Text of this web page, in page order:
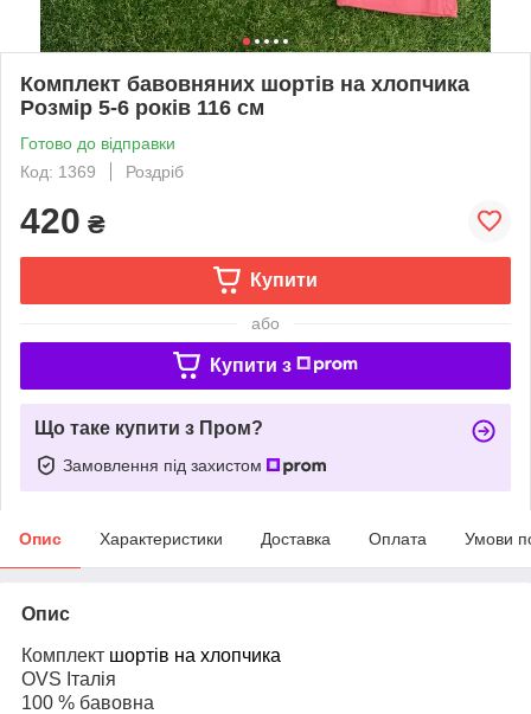
Комплект бавовняних шортів на хлопчика
Розмір 5-6 років 116 см
Готово до відправки
Код: 1369
Роздріб
420 ₴
Купити
або
Купити з
Що таке купити з Пром?
Замовлення під захистом
Опис Характеристики Доставка Оплата Умови
Опис
Комплект шортів на хлопчика
OVS Італія
100 % бавовна